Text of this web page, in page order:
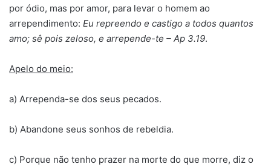
por ódio, mas por amor, para levar o homem ao
arrependimento: Eu repreendo e castigo a todos quantos
amo; sê pois zeloso, e arrepende-te – Ap 3.19.
Apelo do meio:
a) Arrependa-se dos seus pecados.
b) Abandone seus sonhos de rebeldia.
c) Porque não tenho prazer na morte do que morre, diz o